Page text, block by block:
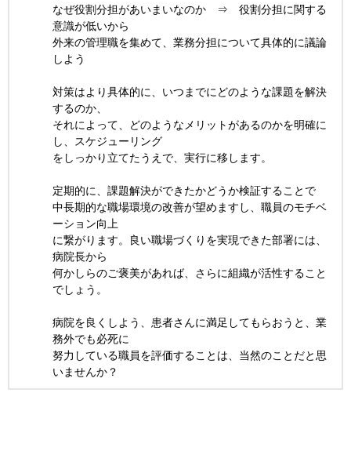
なぜ役割分担があいまいなのか ⇒ 役割分担に関する
意識が低いから
外来の管理職を集めて、業務分担について具体的に議論
しよう
対策はより具体的に、いつまでにどのような課題を解決
するのか、
それによって、どのようなメリットがあるのかを明確に
し、スケジューリング
をしっかり立てたうえで、実行に移します。
定期的に、課題解決ができたかどうか検証することで
中長期的な職場環境の改善が望めますし、職員のモチベ
ーション向上
に繋がります。良い職場づくりを実現できた部署には、
病院長から
何かしらのご褒美があれば、さらに組織が活性すること
でしょう。
病院を良くしよう、患者さんに満足してもらおうと、業
務外でも必死に
努力している職員を評価することは、当然のことだと思
いませんか？